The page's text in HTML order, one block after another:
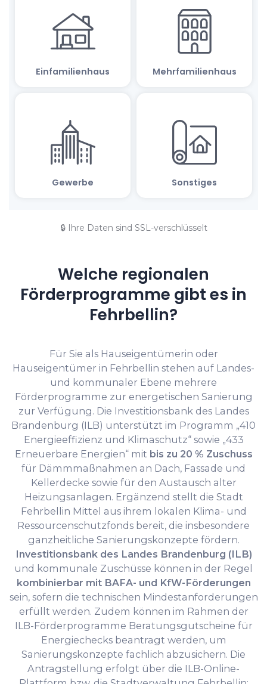
🔒 Ihre Daten sind SSL-verschlüsselt
Welche regionalen
Förderprogramme gibt es in
Fehrbellin?
Für Sie als Hauseigentümerin oder
Hauseigentümer in Fehrbellin stehen auf Landes-
und kommunaler Ebene mehrere
Förderprogramme zur energetischen Sanierung
zur Verfügung. Die Investitionsbank des Landes
Brandenburg (ILB) unterstützt im Programm „410
Energieeffizienz und Klimaschutz“ sowie „433
Erneuerbare Energien“ mit bis zu 20 % Zuschuss
für Dämmmaßnahmen an Dach, Fassade und
Kellerdecke sowie für den Austausch alter
Heizungsanlagen. Ergänzend stellt die Stadt
Fehrbellin Mittel aus ihrem lokalen Klima- und
Ressourcenschutzfonds bereit, die insbesondere
ganzheitliche Sanierungskonzepte fördern.
Investitionsbank des Landes Brandenburg (ILB)
und kommunale Zuschüsse können in der Regel
kombinierbar mit BAFA- und KfW-Förderungen
sein, sofern die technischen Mindestanforderungen
erfüllt werden. Zudem können im Rahmen der
ILB-Förderprogramme Beratungsgutscheine für
Energiechecks beantragt werden, um
Sanierungskonzepte fachlich abzusichern. Die
Antragstellung erfolgt über die ILB-Online-